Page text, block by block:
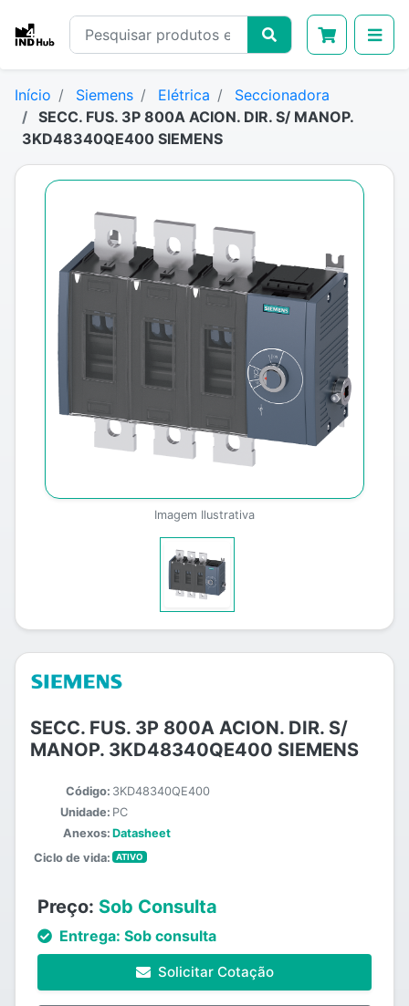
Início Siemens Elétrica
Seccionadora
SECC. FUS. 3P 800A ACION. DIR. S/ MANOP.
3KD48340QE400 SIEMENS
Imagem Ilustrativa
SECC. FUS. 3P 800A ACION. DIR. S/
MANOP. 3KD48340QE400 SIEMENS
Código: 3KD48340QE400
Unidade: PC
Anexos: Datasheet
Ciclo de vida:
ATIVO
Preço: Sob Consulta
Entrega: Sob consulta
Solicitar Cotação